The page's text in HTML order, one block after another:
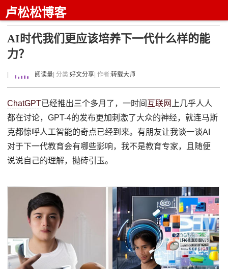
卢松松博客
AI时代我们更应该培养下一代什么样的能
力？
阅读量 | 分类:好文分享 | 作者:转载大师
ChatGPT已经推出三个多月了，一时间 互联网
上几乎人人
都在讨论，GPT-4的发布更加刺激了大众的神经，就连马斯
克都惊呼人工智能的奇点已经到来。有朋友让我谈一谈AI
对于下一代教育会有哪些影响，我不是教育专家，且随便
说说自己的理解，抛砖引玉。